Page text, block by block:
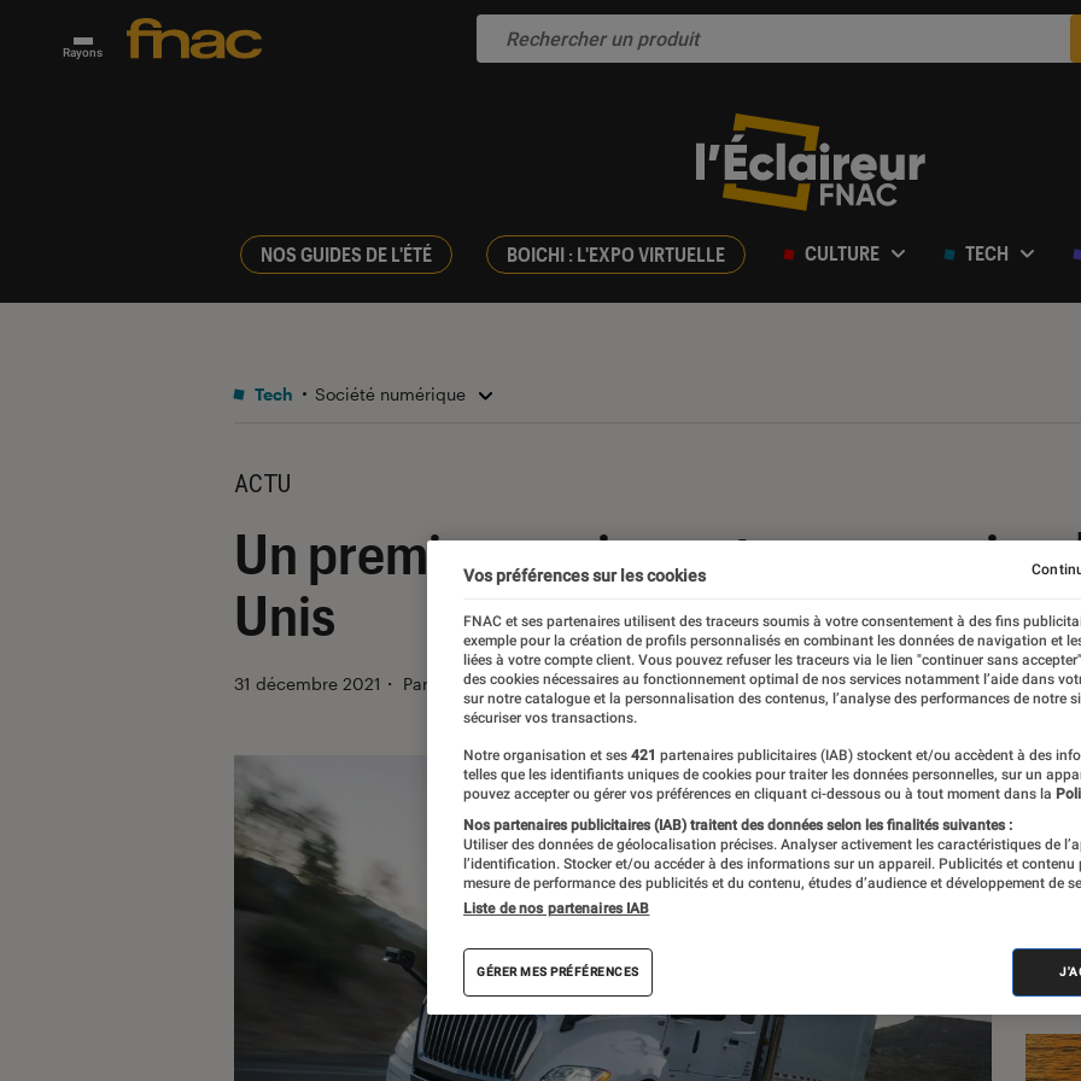
Rayons
NOS GUIDES DE L'ÉTÉ BOICHI : L'EXPO VIRTUELLE CULTURE TECH
Tech Société numérique
ACTU
Un premier camion autonome a
Unis
31 décembre 2021 ・ Par Kesso Diallo
Vos préférences sur les cookies
FNAC et ses partenaires utilisent des traceurs soumis à votre consentement à des fins
exemple pour la création de profils personnalisés en combinant les données de navigation et
liées à votre compte client. Vous pouvez refuser les traceurs via le lien "continuer sans
des cookies nécessaires au fonctionnement optimal de nos services notamment l’aide dans
sur notre catalogue et la personnalisation des contenus, l’analyse des performances de notre
sécuriser vos transactions.
Notre organisation et ses 421 partenaires publicitaires (IAB) stockent et/ou accèdent à des
telles que les identifiants uniques de cookies pour traiter les données personnelles, sur un
pouvez accepter ou gérer vos préférences en cliquant ci-dessous ou à tout moment dans la
Nos partenaires publicitaires (IAB) traitent des données selon les finalités suivantes :
Utiliser des données de géolocalisation précises. Analyser activement les caractéristiques de
l’identification. Stocker et/ou accéder à des informations sur un appareil. Publicités et contenu
mesure de performance des publicités et du contenu, études d’audience et développement de
Liste de nos partenaires IAB
GÉRER MES PRÉFÉRENCES